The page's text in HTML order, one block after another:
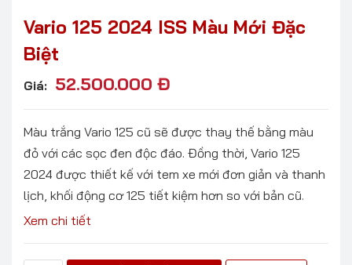
Vario 125 2024 ISS Màu Mới Đặc
Biệt
Giá: 52.500.000 Đ
Màu trắng Vario 125 cũ sẽ được thay thế bằng màu
đỏ với các sọc đen độc đáo. Đồng thời, Vario 125
2024 được thiết kế với tem xe mới đơn giản và thanh
lịch, khối động cơ 125 tiết kiệm hơn so với bản cũ.
Xem chi tiết